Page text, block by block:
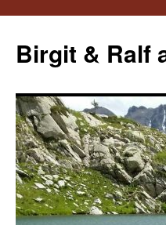
contenu
Birgit & Ralf